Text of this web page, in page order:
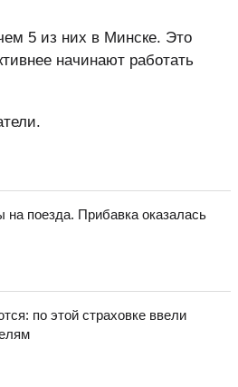
5 из них в Минске. Это
начинают работать
на поезда. Прибавка оказалась
по этой страховке ввели